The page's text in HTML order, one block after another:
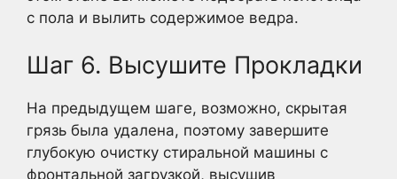
с пола и вылить содержимое ведра.
Шаг 6. Высушите Прокладки
На предыдущем шаге, возможно, скрытая
грязь была удалена, поэтому завершите
глубокую очистку стиральной машины с
фронтальной загрузкой, высушив